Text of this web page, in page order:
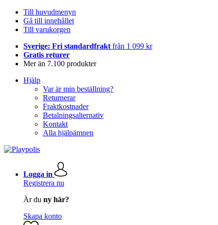
Till huvudmenyn
Gå till innehållet
Till varukorgen
Sverige: Fri standardfrakt från 1 099 kr
Gratis returer
Mer än 7.100 produkter
Hjälp
Var är min beställning?
Returnerar
Fraktkostnader
Betalningsalternativ
Kontakt
Alla hjälpämnen
Logga in
Registrera nu
Är du ny här?
Skapa konto